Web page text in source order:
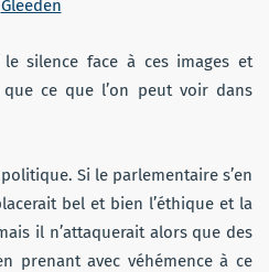
silence face à ces images et
ce que l’on peut voir dans
Si le parlementaire s’en
bel et bien l’éthique et la
il n’attaquerait alors que des
prenant avec véhémence à ce